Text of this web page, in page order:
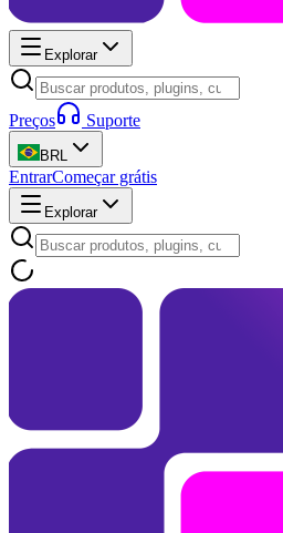
Explorar
Preços Suporte
BRL
EntrarComeçar grátis
Explorar